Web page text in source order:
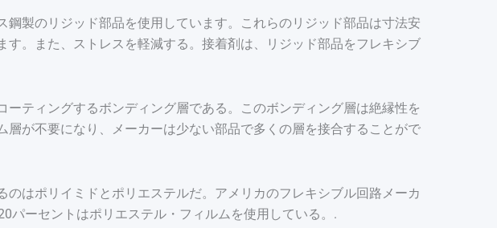
製のリジッド部品を使用しています。これらのリジッド部品は寸法安
。また、ストレスを軽減する。接着剤は、リジッド部品をフレキシブ
ティングするボンディング層である。このボンディング層は絶縁性を
が不要になり、メーカーは少ない部品で多くの層を接合することがで
はポリイミドとポリエステルだ。アメリカのフレキシブル回路メーカ
パーセントはポリエステル・フィルムを使用している。.